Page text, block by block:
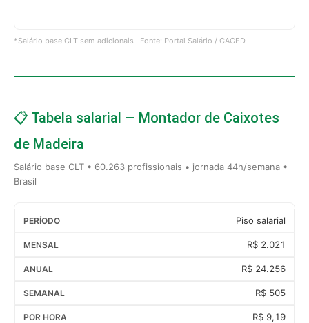
*Salário base CLT sem adicionais · Fonte: Portal Salário / CAGED
📋 Tabela salarial — Montador de Caixotes
de Madeira
Salário base CLT • 60.263 profissionais • jornada 44h/semana •
Brasil
Piso salarial
R$ 2.021
R$ 24.256
R$ 505
R$ 9,19